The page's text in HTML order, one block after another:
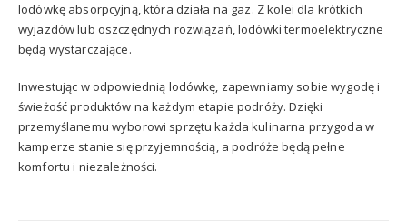
lodówkę absorpcyjną, która działa na gaz. Z kolei dla krótkich
wyjazdów lub oszczędnych rozwiązań, lodówki termoelektryczne
będą wystarczające.
Inwestując w odpowiednią lodówkę, zapewniamy sobie wygodę i
świeżość produktów na każdym etapie podróży. Dzięki
przemyślanemu wyborowi sprzętu każda kulinarna przygoda w
kamperze stanie się przyjemnością, a podróże będą pełne
komfortu i niezależności.